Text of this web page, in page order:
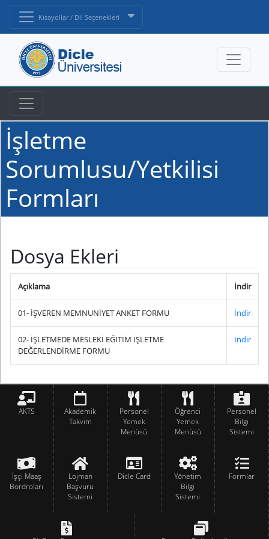
Kısayollar / Dil Seçenekleri
İşletme
Sorumlusu/Yetkilisi
Formları
Dosya Ekleri
Açıklama İndir
01- İŞVEREN MEMNUNİYET ANKET FORMU İndir
02- İŞLETMEDE MESLEKİ EĞİTİM İŞLETME
DEĞERLENDİRME FORMU
İndir
AKTS
Akademik
Takvim
Personel
Yemek
Menüsü
Öğrenci
Yemek
Menüsü
Personel
Bilgi
Sistemi
İşçi Maaş
Bordroları
Lojman
Başvuru
Sistemi
Dicle Card
Yönetim
Bilgi
Sistemi
Formlar